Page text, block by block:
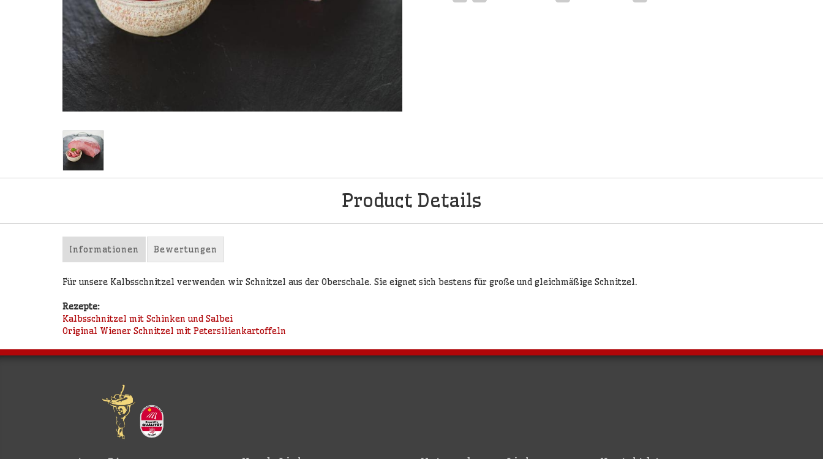
Product Details
Informationen Bewertungen
Für unsere Kalbsschnitzel verwenden wir Schnitzel aus der Oberschale. Sie eignet sich bestens für große und gleichmäßige Schnitzel.
Rezepte:
Kalbsschnitzel mit Schinken und Salbei
Original Wiener Schnitzel mit Petersilienkartoffeln